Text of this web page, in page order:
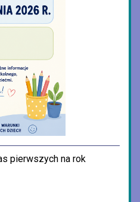
pierwszych na rok